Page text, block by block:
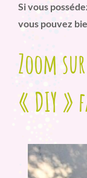
Si vous
vous pouvez
Zoom
« DIY »